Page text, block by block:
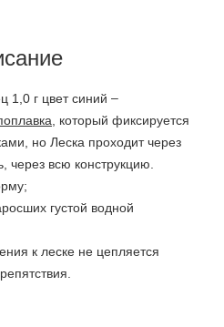
1,0 г цвет синий –
, который фиксируется
но Леска проходит через
через всю конструкцию.
густой водной
к леске не цепляется